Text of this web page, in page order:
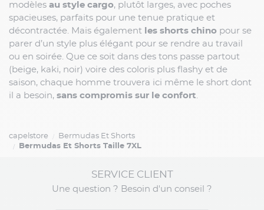
modèles au style cargo, plutôt larges, avec poches
spacieuses, parfaits pour une tenue pratique et
décontractée. Mais également les shorts chino pour se
parer d’un style plus élégant pour se rendre au travail
ou en soirée. Que ce soit dans des tons passe partout
(beige, kaki, noir) voire des coloris plus flashy et de
saison, chaque homme trouvera ici même le short dont
il a besoin, sans compromis sur le confort.
capelstore
Bermudas Et Shorts
Bermudas Et Shorts Taille 7XL
SERVICE CLIENT
Une question ? Besoin d'un conseil ?